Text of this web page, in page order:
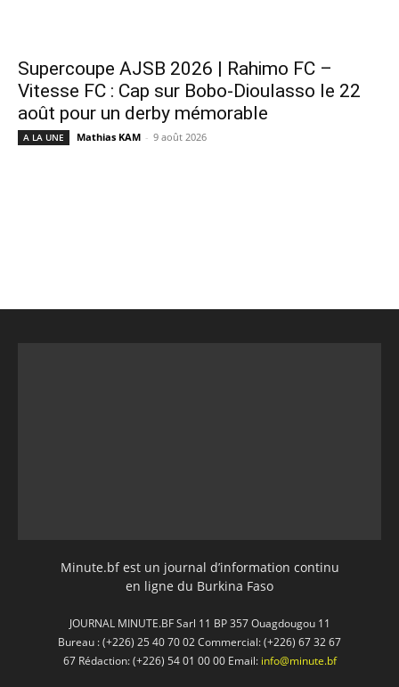
Supercoupe AJSB 2026 | Rahimo FC –
Vitesse FC : Cap sur Bobo-Dioulasso le 22
août pour un derby mémorable
A LA UNE Mathias KAM - 9 août 2026
Minute.bf est un journal d’information continu
en ligne du Burkina Faso
JOURNAL MINUTE.BF Sarl 11 BP 357 Ouagdougou 11
Bureau : (+226) 25 40 70 02 Commercial: (+226) 67 32 67
67 Rédaction: (+226) 54 01 00 00 Email: info@minute.bf